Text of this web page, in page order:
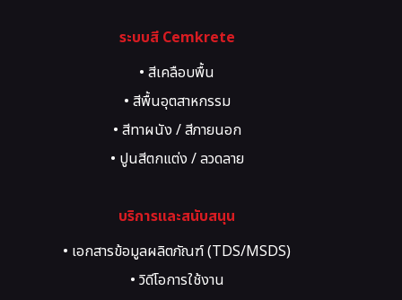
• เคมีภัณฑ์สำหรับซ่อมรอยร้าว
ระบบสี Cemkrete
• สีเคลือบพื้น
• สีพื้นอุตสาหกรรม
• สีทาผนัง / สีภายนอก
• ปูนสีตกแต่ง / ลวดลาย
บริการและสนับสนุน
• เอกสารข้อมูลผลิตภัณฑ์ (TDS/MSDS)
• วิดีโอการใช้งาน